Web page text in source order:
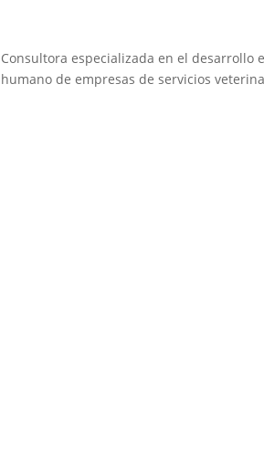
Consultora especializada en el desarrollo
humano de empresas de servicios